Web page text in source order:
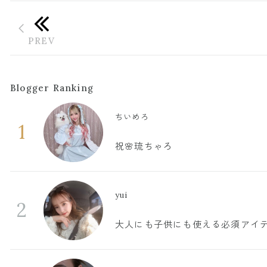
Blogger Ranking
1
ちいめろ
祝🌸琉ちゃろ
2
yui
大人にも子供にも使える必須アイ